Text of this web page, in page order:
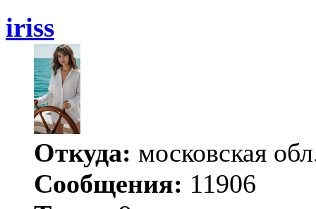
iriss
Откуда: московская
Сообщения: 11906